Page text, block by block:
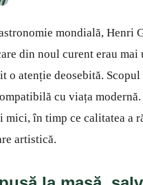
mondială,
din noul curent erau
atenție deosebită.
cu viața
în timp ce calitatea a
artistică.